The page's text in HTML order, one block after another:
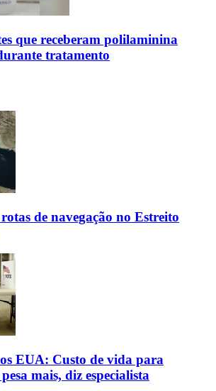
que receberam polilaminina
tratamento
de navegação no Estreito
EUA: Custo de vida para
mais, diz especialista